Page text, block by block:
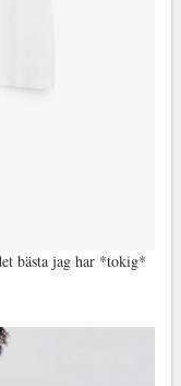
bästa jag har *tokig*